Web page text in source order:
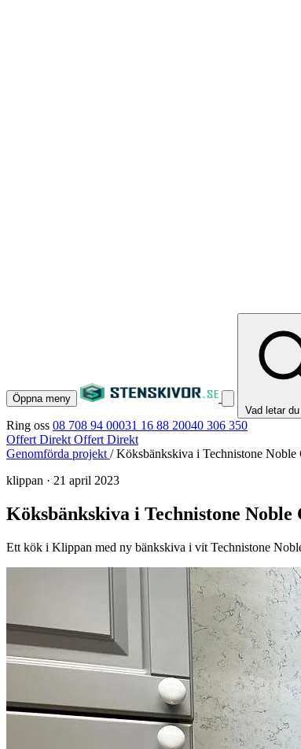
Öppna meny
Vad letar
Ring oss 08 708 94 00031 16 88 20040 306 350
Offert Direkt Offert Direkt
Genomförda projekt / Köksbänkskiva i Technistone Noble
klippan · 21 april 2023
Köksbänkskiva i Technistone
Ett kök i Klippan med ny bänkskiva i vit Technistone